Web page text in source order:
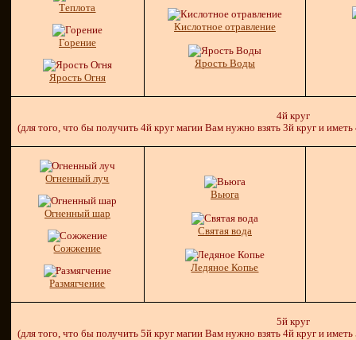
Теплота
Горение
Ярость Огня
Кислотное отравление
Ярость Воды
4й круг
(для того, что бы получить 4й круг магии Вам нужно взять 3й круг и
Огненный луч
Огненный шар
Сожжение
Размягчение
Вьюга
Святая вода
Ледяное Копье
5й круг
(для того, что бы получить 5й круг магии Вам нужно взять 4й круг и